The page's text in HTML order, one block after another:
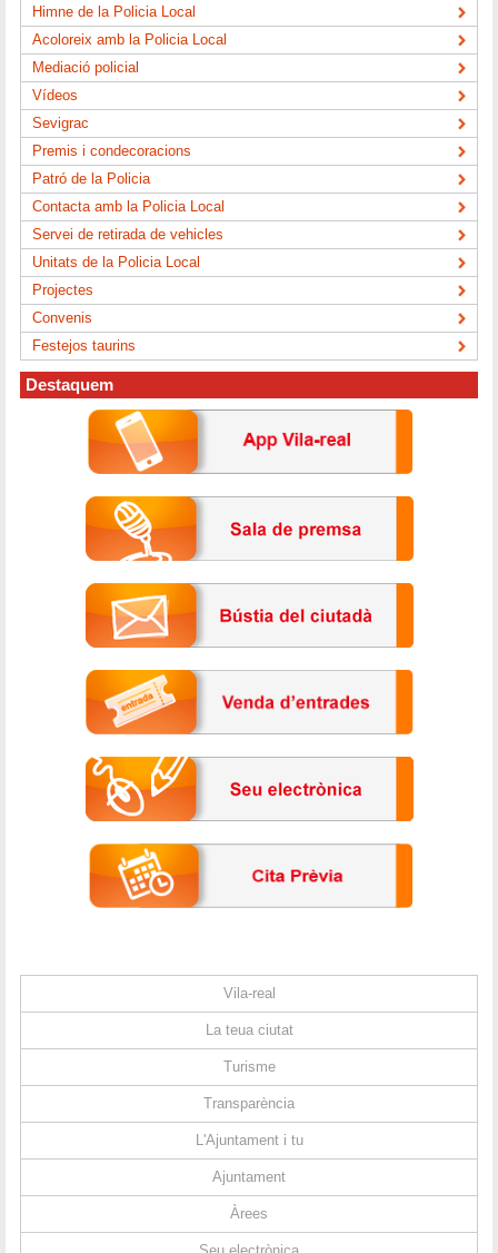
Himne de la Policia Local
Acoloreix amb la Policia Local
Mediació policial
Vídeos
Sevigrac
Premis i condecoracions
Patró de la Policia
Contacta amb la Policia Local
Servei de retirada de vehicles
Unitats de la Policia Local
Projectes
Convenis
Festejos taurins
Destaquem
Vila-real
La teua ciutat
Turisme
Transparència
L'Ajuntament i tu
Ajuntament
Àrees